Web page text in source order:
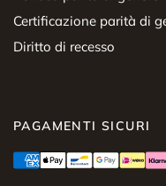
Certificazione parità di
Diritto di recesso
PAGAMENTI SICURI